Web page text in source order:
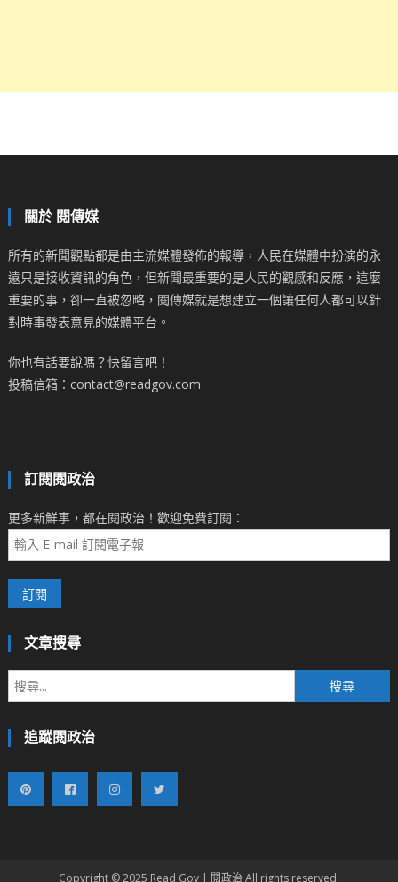
關於 閱傳媒
所有的新聞觀點都是由主流媒體發佈的報導，人民在媒體中扮演的永
遠只是接收資訊的角色，但新聞最重要的是人民的觀感和反應，這麼
重要的事，卻一直被忽略，閱傳媒就是想建立一個讓任何人都可以針
對時事發表意見的媒體平台。
你也有話要說嗎？快留言吧！
投稿信箱：contact@readgov.com
訂閱閱政治
更多新鮮事，都在閱政治！歡迎免費訂閱：
文章搜尋
尋
追蹤閱政治
Copyright © 2025 Read Gov | 閱政治 All rights reserved.